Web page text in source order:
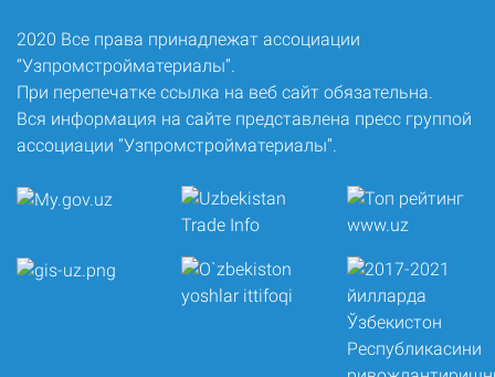
2020 Все права принадлежат ассоциации
“Узпромстройматериалы”.
При перепечатке ссылка на веб сайт обязательна.
Вся информация на сайте представлена пресс группой
ассоциации “Узпромстройматериалы”.